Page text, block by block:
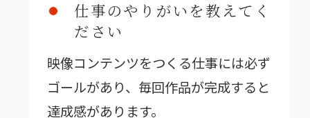
仕事のやりがいを教えてく
ださい
映像コンテンツをつくる仕事には必ず
ゴールがあり、毎回作品が完成すると
達成感があります。